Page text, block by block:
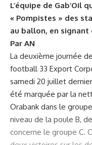
L’équipe de Gab’Oil
« Pompistes » des
au ballon, en signant
Par AN
La deuxième journée
football 33 Export
samedi 20 juillet
été marquée par la
Orabank dans le
niveau de la poule B,
concerne le groupe C.